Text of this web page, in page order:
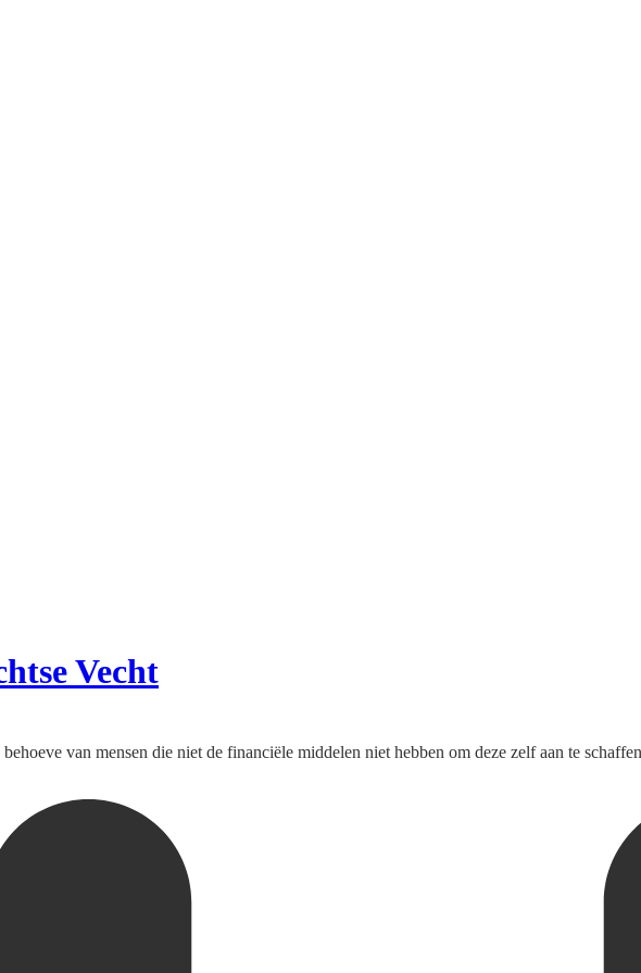
Vecht
van mensen die niet de financiële middelen niet hebben om deze zelf aan te